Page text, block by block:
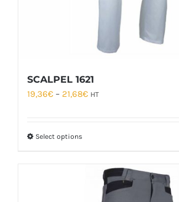
SCALPEL 1621
19,36€ – 21,68€ HT
Select options